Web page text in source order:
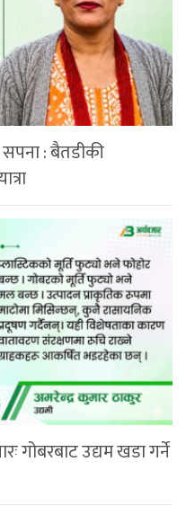
: बैतडीकी
गोबरबाट उद्यम खडा गर्ने